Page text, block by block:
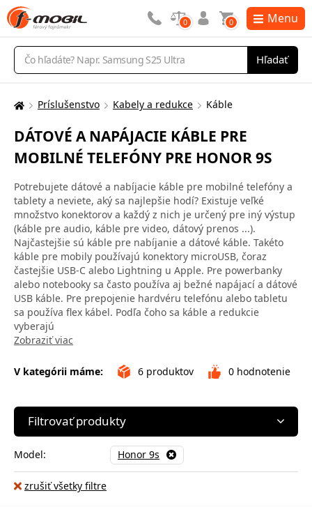
Vyhľadávanie
Hľadať
0 0 Menu
Tu
nachádzate:
Príslušenstvo Kabely a redukce Káble
DÁTOVÉ A NAPÁJACIE KÁBLE PRE
MOBILNÉ TELEFÓNY PRE HONOR 9S
Potrebujete dátové a nabíjacie káble pre mobilné telefóny a
tablety a neviete, aký sa najlepšie hodí? Existuje veľké
množstvo konektorov a každý z nich je určený pre iný výstup
(káble pre audio, káble pre video, dátový prenos ...).
Najčastejšie sú káble pre nabíjanie a dátové káble. Takéto
káble pre mobily používajú konektory microUSB, čoraz
častejšie USB-C alebo Lightning u Apple. Pre powerbanky
alebo notebooky sa často používa aj bežné napájací a dátové
USB káble. Pre prepojenie hardvéru telefónu alebo tabletu
sa používa flex kábel. Podľa čoho sa káble a redukcie
vyberajú
Zobraziť viac
V kategórii máme: 6 produktov 0 hodnotenie
Filtrovať produkty
Model: Honor 9s
zrušiť všetky filtre